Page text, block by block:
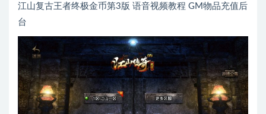
江山复古王者终极金币第3版 语音视频教程 GM物品充值后
台